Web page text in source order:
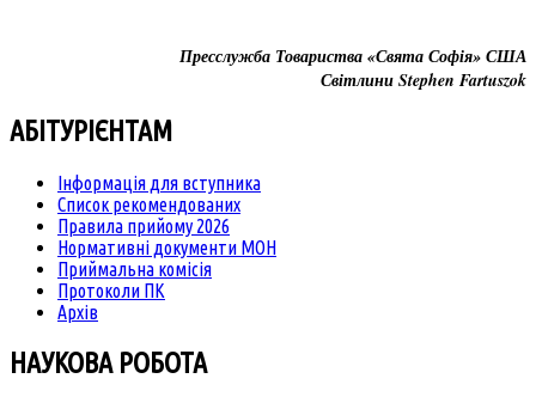
Пресслужба Товариства «Свята Софія» США
Світлини Stephen Fartuszok
АБІТУРІЄНТАМ
Інформація для вступника
Список рекомендованих
Правила прийому 2026
Нормативні документи МОН
Приймальна комісія
Протоколи ПК
Архів
НАУКОВА РОБОТА